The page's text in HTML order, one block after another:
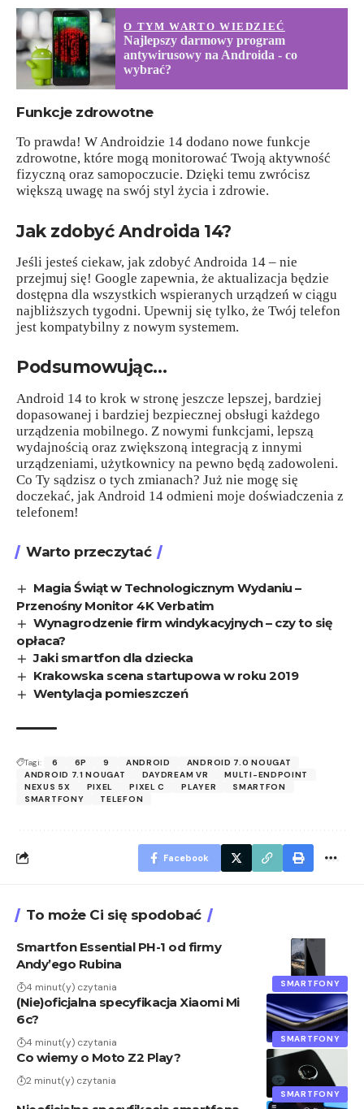
O TYM WARTO WIEDZIEĆ
Najlepszy darmowy program
antywirusowy na Androida - co
wybrać?
Funkcje zdrowotne
To prawda! W Androidzie 14 dodano nowe funkcje
zdrowotne, które mogą monitorować Twoją aktywność
fizyczną oraz samopoczucie. Dzięki temu zwrócisz
większą uwagę na swój styl życia i zdrowie.
Jak zdobyć Androida 14?
Jeśli jesteś ciekaw, jak zdobyć Androida 14 – nie
przejmuj się! Google zapewnia, że aktualizacja będzie
dostępna dla wszystkich wspieranych urządzeń w ciągu
najbliższych tygodni. Upewnij się tylko, że Twój telefon
jest kompatybilny z nowym systemem.
Podsumowując…
Android 14 to krok w stronę jeszcze lepszej, bardziej
dopasowanej i bardziej bezpiecznej obsługi każdego
urządzenia mobilnego. Z nowymi funkcjami, lepszą
wydajnością oraz zwiększoną integracją z innymi
urządzeniami, użytkownicy na pewno będą zadowoleni.
Co Ty sądzisz o tych zmianach? Już nie mogę się
doczekać, jak Android 14 odmieni moje doświadczenia z
telefonem!
Warto przeczytać
Magia Świąt w Technologicznym Wydaniu –
Przenośny Monitor 4K Verbatim
Wynagrodzenie firm windykacyjnych – czy to się
opłaca?
Jaki smartfon dla dziecka
Krakowska scena startupowa w roku 2019
Wentylacja pomieszczeń
Tagi: 6 6P 9 ANDROID
ANDROID 7.0 NOUGAT
ANDROID 7.1 NOUGAT
DAYDREAM VR
MULTI-ENDPOINT
NEXUS 5X
PIXEL PIXEL C PLAYER
SMARTFON
SMARTFONY
TELEFON
Facebook
To może Ci się spodobać
SMARTFONY
Smartfon Essential PH-1 od firmy
Andy’ego Rubina
4 minut(y) czytania
SMARTFONY
(Nie)oficjalna specyfikacja Xiaomi Mi
6c?
4 minut(y) czytania
SMARTFONY
Co wiemy o Moto Z2 Play?
2 minut(y) czytania